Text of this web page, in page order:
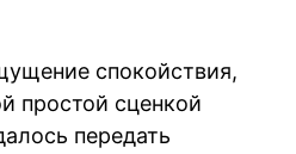
спокойствия,
простой сценкой
передать